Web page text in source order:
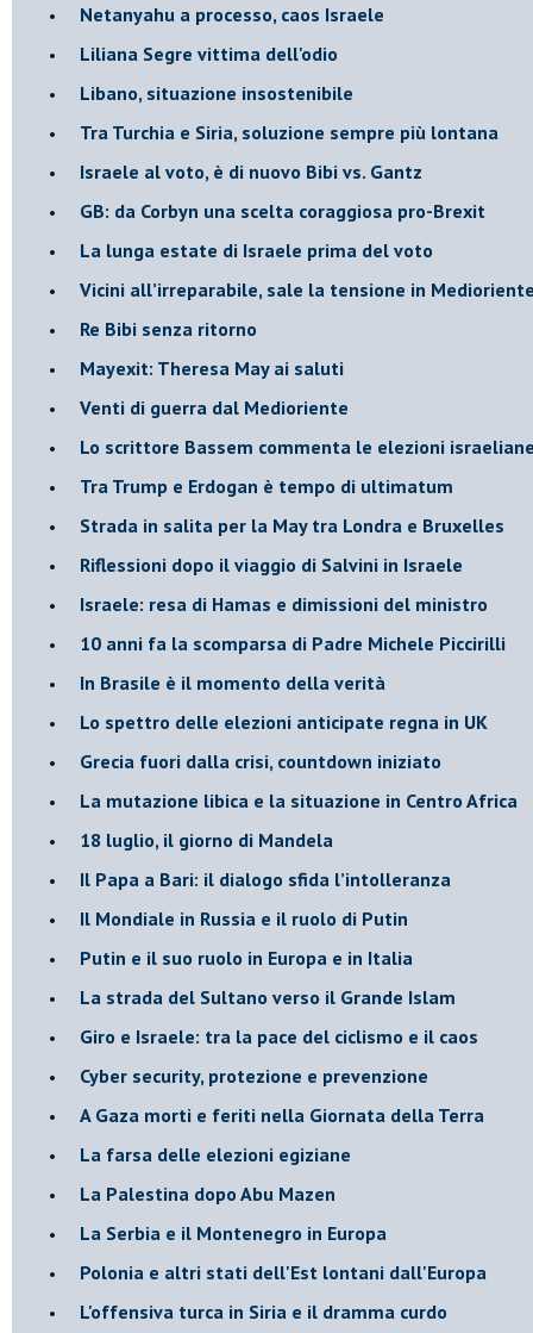
Netanyahu a processo, caos Israele
Liliana Segre vittima dell'odio
Libano, situazione insostenibile
Tra Turchia e Siria, soluzione sempre più lontana
Israele al voto, è di nuovo Bibi vs. Gantz
GB: da Corbyn una scelta coraggiosa pro-Brexit
La lunga estate di Israele prima del voto
Vicini all’irreparabile, sale la tensione in
Re Bibi senza ritorno
Mayexit: Theresa May ai saluti
Venti di guerra dal Medioriente
Lo scrittore Bassem commenta le elezioni
Tra Trump e Erdogan è tempo di ultimatum
Strada in salita per la May tra Londra e Bruxelles
Riflessioni dopo il viaggio di Salvini in Israele
Israele: resa di Hamas e dimissioni del ministro
10 anni fa la scomparsa di Padre Michele Piccirilli
In Brasile è il momento della verità
Lo spettro delle elezioni anticipate regna in UK
Grecia fuori dalla crisi, countdown iniziato
La mutazione libica e la situazione in Centro Africa
18 luglio, il giorno di Mandela
Il Papa a Bari: il dialogo sfida l’intolleranza
Il Mondiale in Russia e il ruolo di Putin
Putin e il suo ruolo in Europa e in Italia
La strada del Sultano verso il Grande Islam
Giro e Israele: tra la pace del ciclismo e il caos
Cyber security, protezione e prevenzione
A Gaza morti e feriti nella Giornata della Terra
La farsa delle elezioni egiziane
La Palestina dopo Abu Mazen
La Serbia e il Montenegro in Europa
Polonia e altri stati dell'Est lontani dall'Europa
L'offensiva turca in Siria e il dramma curdo